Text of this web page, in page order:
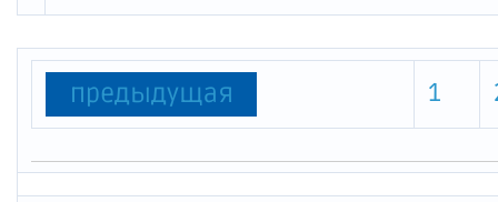
предыдущая 1